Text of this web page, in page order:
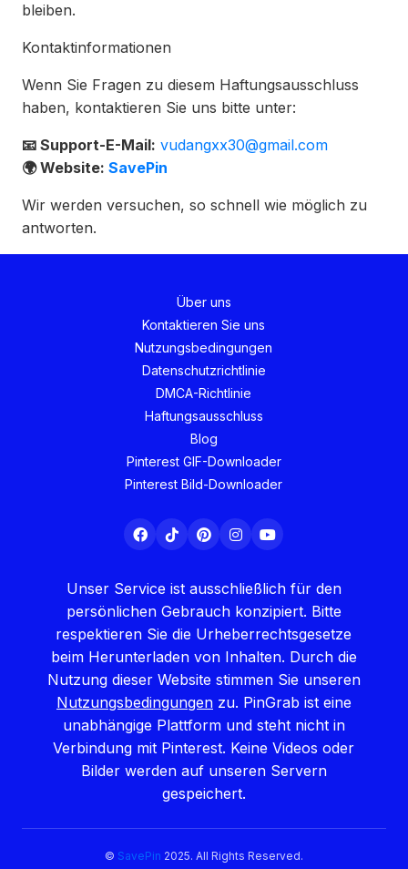
bleiben.
Kontaktinformationen
Wenn Sie Fragen zu diesem Haftungsausschluss
haben, kontaktieren Sie uns bitte unter:
📧 Support-E-Mail: vudangxx30@gmail.com
🌍 Website: SavePin
Wir werden versuchen, so schnell wie möglich zu
antworten.
Über uns
Kontaktieren Sie uns
Nutzungsbedingungen
Datenschutzrichtlinie
DMCA-Richtlinie
Haftungsausschluss
Blog
Pinterest GIF-Downloader
Pinterest Bild-Downloader
Unser Service ist ausschließlich für den
persönlichen Gebrauch konzipiert. Bitte
respektieren Sie die Urheberrechtsgesetze
beim Herunterladen von Inhalten. Durch die
Nutzung dieser Website stimmen Sie unseren
Nutzungsbedingungenzu. PinGrab ist eine
unabhängige Plattform und steht nicht in
Verbindung mit Pinterest. Keine Videos oder
Bilder werden auf unseren Servern
gespeichert.
© SavePin 2025. All Rights Reserved.